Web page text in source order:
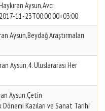
Aysun,Avcı
11-23T00:00:00+03:00
Aysun,Beydağ Araştırmaları
Aysun,4. Uluslararası Her
Aysun,Çetin
Kazıları ve Sanat Tarihi